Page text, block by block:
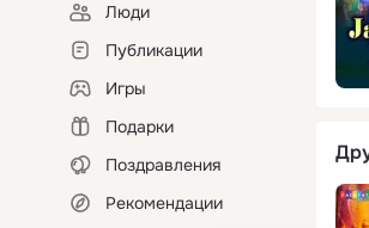
Люди
Публикации
Игры
Подарки
Поздравления
Рекомендации